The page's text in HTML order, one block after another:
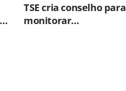
TSE cria conselho para
monitorar